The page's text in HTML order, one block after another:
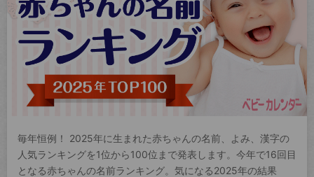
毎年恒例！ 2025年に生まれた赤ちゃんの名前、よみ、漢字の
人気ランキングを1位から100位まで発表します。今年で16回目
となる赤ちゃんの名前ランキング。気になる2025年の結果